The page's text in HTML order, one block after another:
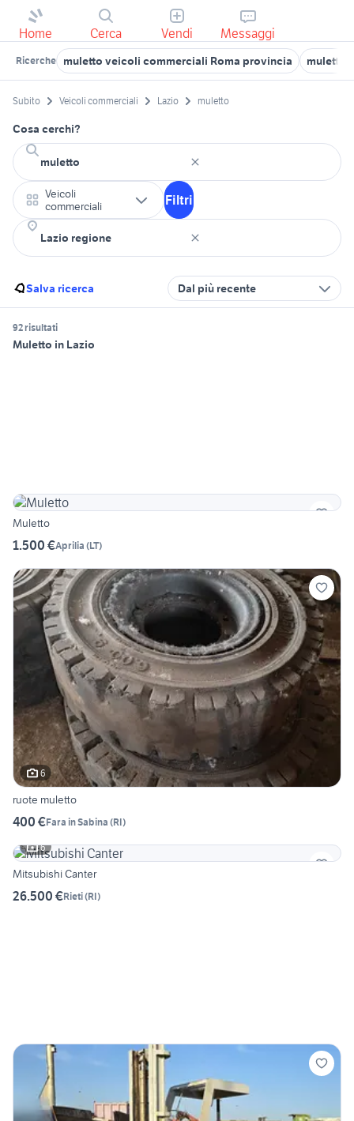
Home Cerca Vendi Messaggi
Ricerche muletto veicoli commerciali Roma provincia muletto
Subito Veicoli commerciali Lazio muletto
Cosa cerchi?
Veicoli
commerciali
Filtri
Salva ricerca Dal più recente
92 risultati
Muletto in Lazio
Muletto
1.500 €Aprilia (LT)
6
ruote muletto
400 €Fara in Sabina (RI)
6
Mitsubishi Canter
26.500 €Rieti(RI)